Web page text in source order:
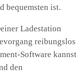
bequemsten ist.
Ladestation
reibungslos
Software kannst
den